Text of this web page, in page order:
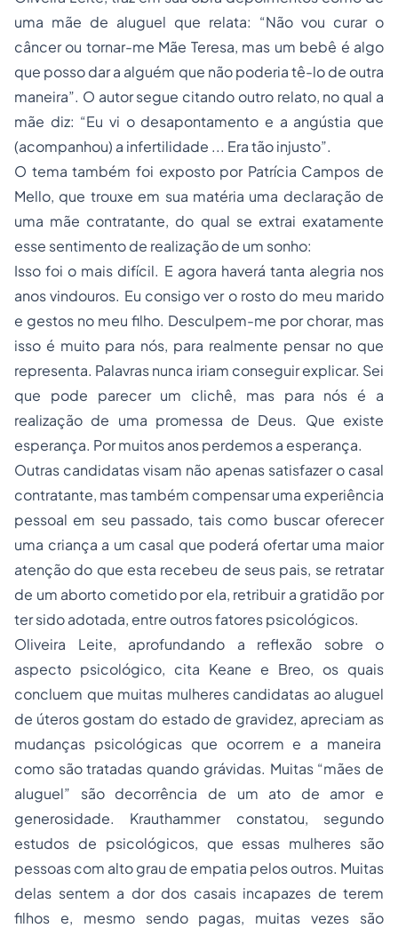
uma mãe de aluguel que relata: “Não vou curar o
câncer ou tornar-me Mãe Teresa, mas um bebê é algo
que posso dar a alguém que não poderia tê-lo de outra
maneira”. O autor segue citando outro relato, no qual a
mãe diz: “Eu vi o desapontamento e a angústia que
(acompanhou) a infertilidade ... Era tão injusto”.
O tema também foi exposto por Patrícia Campos de
Mello, que trouxe em sua matéria uma declaração de
uma mãe contratante, do qual se extrai exatamente
esse sentimento de realização de um sonho:
Isso foi o mais difícil. E agora haverá tanta alegria nos
anos vindouros. Eu consigo ver o rosto do meu marido
e gestos no meu filho. Desculpem-me por chorar, mas
isso é muito para nós, para realmente pensar no que
representa. Palavras nunca iriam conseguir explicar. Sei
que pode parecer um clichê, mas para nós é a
realização de uma promessa de Deus. Que existe
esperança. Por muitos anos perdemos a esperança.
Outras candidatas visam não apenas satisfazer o casal
contratante, mas também compensar uma experiência
pessoal em seu passado, tais como buscar oferecer
uma criança a um casal que poderá ofertar uma maior
atenção do que esta recebeu de seus pais, se retratar
de um aborto cometido por ela, retribuir a gratidão por
ter sido adotada, entre outros fatores psicológicos.
Oliveira Leite, aprofundando a reflexão sobre o
aspecto psicológico, cita Keane e Breo, os quais
concluem que muitas mulheres candidatas ao aluguel
de úteros gostam do estado de gravidez, apreciam as
mudanças psicológicas que ocorrem e a maneira
como são tratadas quando grávidas. Muitas “mães de
aluguel” são decorrência de um ato de amor e
generosidade. Krauthammer constatou, segundo
estudos de psicológicos, que essas mulheres são
pessoas com alto grau de empatia pelos outros. Muitas
delas sentem a dor dos casais incapazes de terem
filhos e, mesmo sendo pagas, muitas vezes são